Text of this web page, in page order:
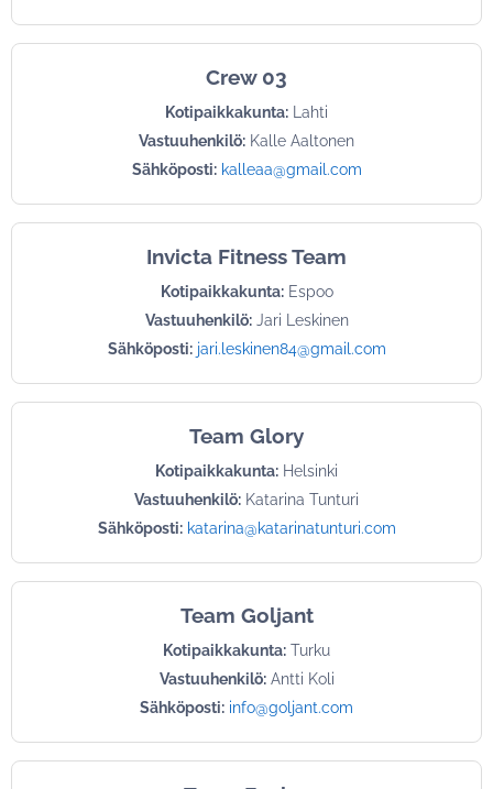
Crew 03
Kotipaikkakunta: Lahti
Vastuuhenkilö: Kalle Aaltonen
Sähköposti: kalleaa@gmail.com
Invicta Fitness Team
Kotipaikkakunta:Espoo
Vastuuhenkilö:Jari Leskinen
Sähköposti: jari.leskinen84@gmail.com
Team Glory
Kotipaikkakunta: Helsinki
Vastuuhenkilö: Katarina Tunturi
Sähköposti: katarina@katarinatunturi.com
Team Goljant
Kotipaikkakunta: Turku
Vastuuhenkilö:Antti Koli
Sähköposti: info@goljant.com